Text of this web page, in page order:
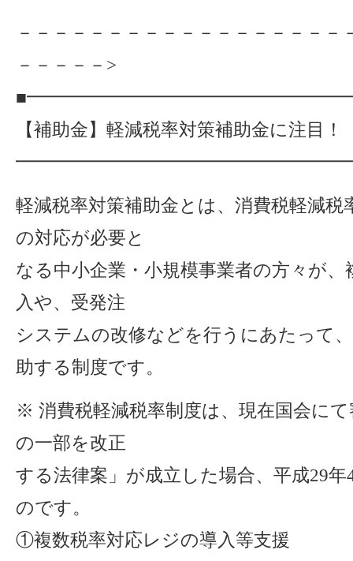
－－－－－－－－－－－－－－－－－－
－－－－－>
【補助金】軽減税率対策補助金に注目！
軽減税率対策補助金とは、消費税軽減税
の対応が必要と
なる中小企業・小規模事業者の方々が
入や、受発注
システムの改修などを行うにあたって
助する制度です。
※ 消費税軽減税率制度は、現在国会に
の一部を改正
する法律案」が成立した場合、平成29
のです。
①複数税率対応レジの導入等支援